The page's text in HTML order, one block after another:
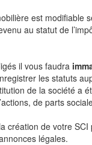
est modifiable
au statut de
il vous faudra
les statuts
de la société a
de parts
création de votre
légales.